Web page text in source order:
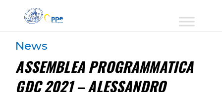
News
ASSEMBLEA PROGRAMMATICA
GDC 2021 – ALESSANDRO